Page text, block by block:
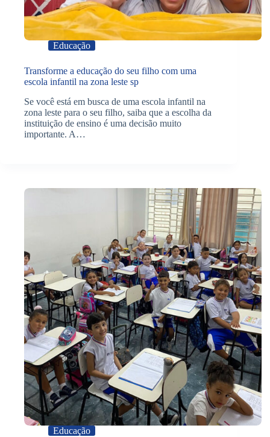
Educação
Transforme a educação do seu filho com uma
escola infantil na zona leste sp
Se você está em busca de uma escola infantil na
zona leste para o seu filho, saiba que a escolha da
instituição de ensino é uma decisão muito
importante. A…
Educação